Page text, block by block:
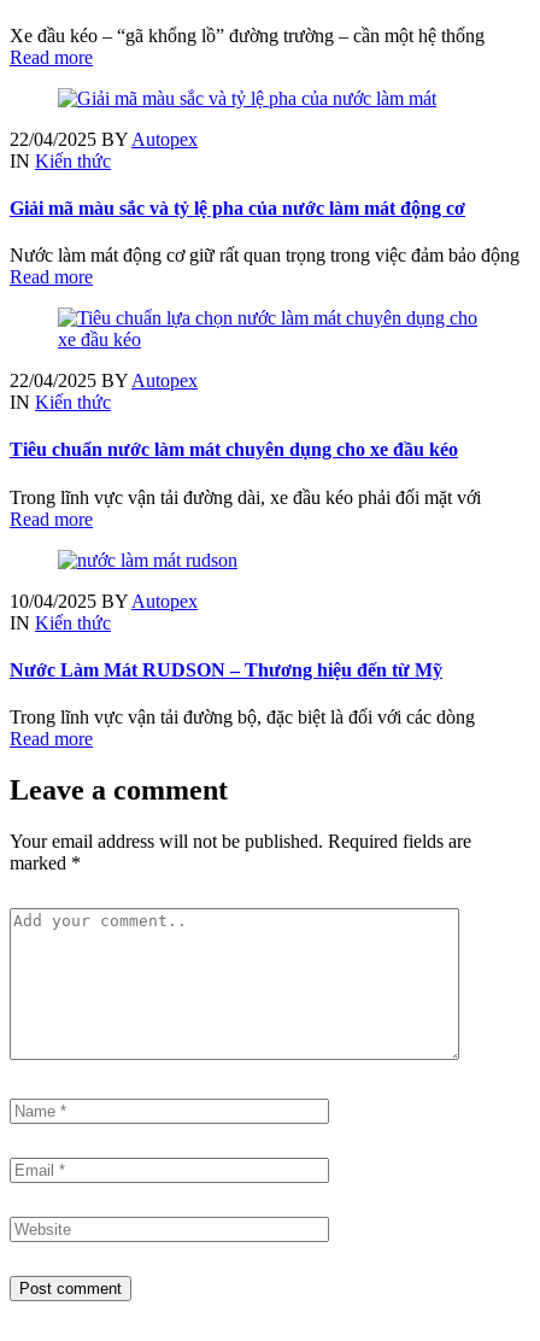
Xe đầu kéo – “gã khổng lồ” đường trường – cần một hệ thống
Read more
22/04/2025 BY Autopex
IN Kiến thức
Giải mã màu sắc và tỷ lệ pha của nước làm mát động cơ
Nước làm mát động cơ giữ rất quan trọng trong việc đảm bảo động
Read more
22/04/2025 BY Autopex
IN Kiến thức
Tiêu chuẩn nước làm mát chuyên dụng cho xe đầu kéo
Trong lĩnh vực vận tải đường dài, xe đầu kéo phải đối mặt với
Read more
10/04/2025 BY Autopex
IN Kiến thức
Nước Làm Mát RUDSON – Thương hiệu đến từ Mỹ
Trong lĩnh vực vận tải đường bộ, đặc biệt là đối với các dòng
Read more
Leave a comment
Your email address will not be published. Required fields are
marked *
Post comment